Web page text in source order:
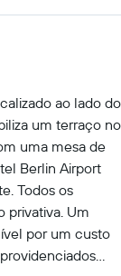
ao lado do
um terraço no
uma mesa de
Berlin Airport
Todos os
privativa. Um
por um custo